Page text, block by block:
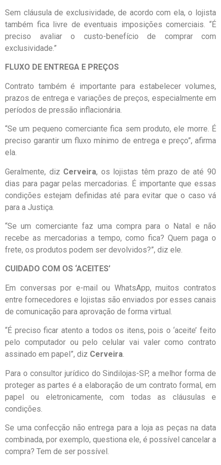
Sem cláusula de exclusividade, de acordo com ela, o lojista
também fica livre de eventuais imposições comerciais. “É
preciso avaliar o custo-benefício de comprar com
exclusividade.”
FLUXO DE ENTREGA E PREÇOS
Contrato também é importante para estabelecer volumes,
prazos de entrega e variações de preços, especialmente em
períodos de pressão inflacionária.
“Se um pequeno comerciante fica sem produto, ele morre. É
preciso garantir um fluxo mínimo de entrega e preço”, afirma
ela.
Geralmente, diz Cerveira, os lojistas têm prazo de até 90
dias para pagar pelas mercadorias. É importante que essas
condições estejam definidas até para evitar que o caso vá
para a Justiça.
“Se um comerciante faz uma compra para o Natal e não
recebe as mercadorias a tempo, como fica? Quem paga o
frete, os produtos podem ser devolvidos?”, diz ele.
CUIDADO COM OS ‘ACEITES’
Em conversas por e-mail ou WhatsApp, muitos contratos
entre fornecedores e lojistas são enviados por esses canais
de comunicação para aprovação de forma virtual.
“É preciso ficar atento a todos os itens, pois o ‘aceite’ feito
pelo computador ou pelo celular vai valer como contrato
assinado em papel”, diz Cerveira.
Para o consultor jurídico do Sindilojas-SP, a melhor forma de
proteger as partes é a elaboração de um contrato formal, em
papel ou eletronicamente, com todas as cláusulas e
condições.
Se uma confecção não entrega para a loja as peças na data
combinada, por exemplo, questiona ele, é possível cancelar a
compra? Tem de ser possível.